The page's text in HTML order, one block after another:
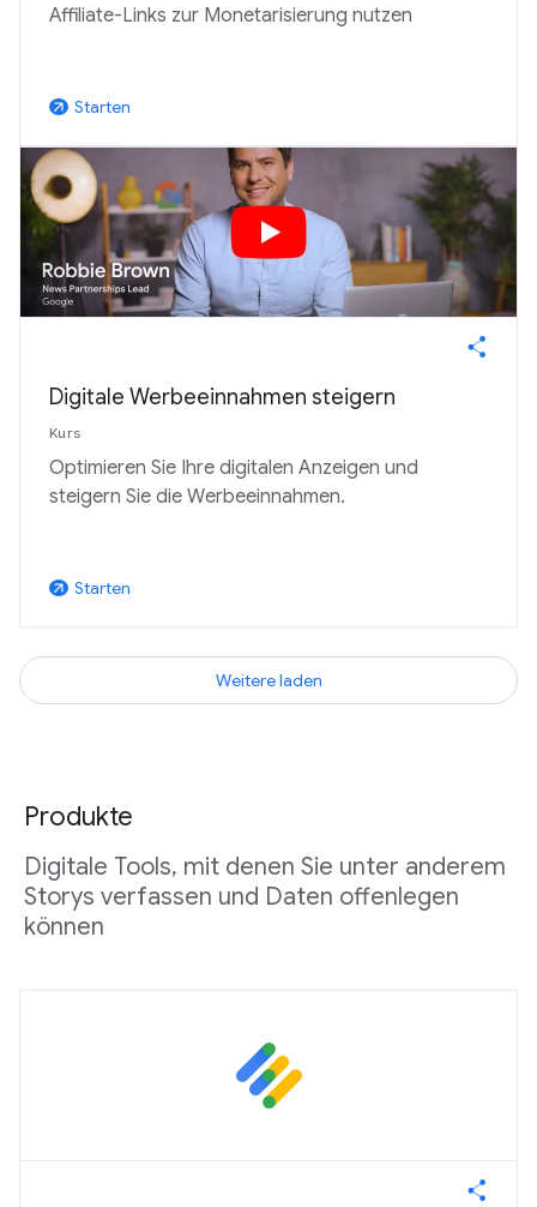
Affiliate-Links zur Monetarisierung nutzen
arrow_outward Starten
Digitale Werbeeinnahmen steigern
Kurs
Optimieren Sie Ihre digitalen Anzeigen und
steigern Sie die Werbeeinnahmen.
arrow_outward Starten
Weitere laden
Produkte
Digitale Tools, mit denen Sie unter anderem
Storys verfassen und Daten offenlegen
können